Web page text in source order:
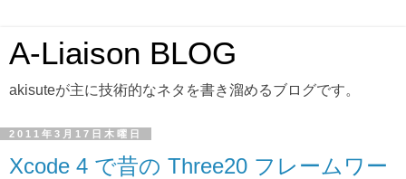
A-Liaison BLOG
akisuteが主に技術的なネタを書き溜めるブログです。
2011年3月17日木曜日
Xcode 4 で昔の Three20 フレームワー